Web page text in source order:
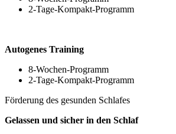
2-Tage-Kompakt-Programm
Autogenes Training
8-Wochen-Programm
2-Tage-Kompakt-Programm
Förderung des gesunden Schlafes
Gelassen und sicher in den Schlaf